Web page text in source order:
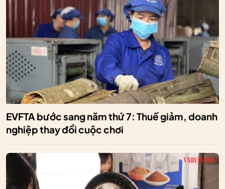
EVFTA bước sang năm thứ 7: Thuế giảm, doanh
nghiệp thay đổi cuộc chơi